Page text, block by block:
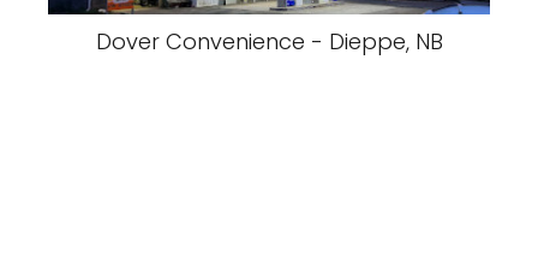
Dover Convenience - Dieppe, NB